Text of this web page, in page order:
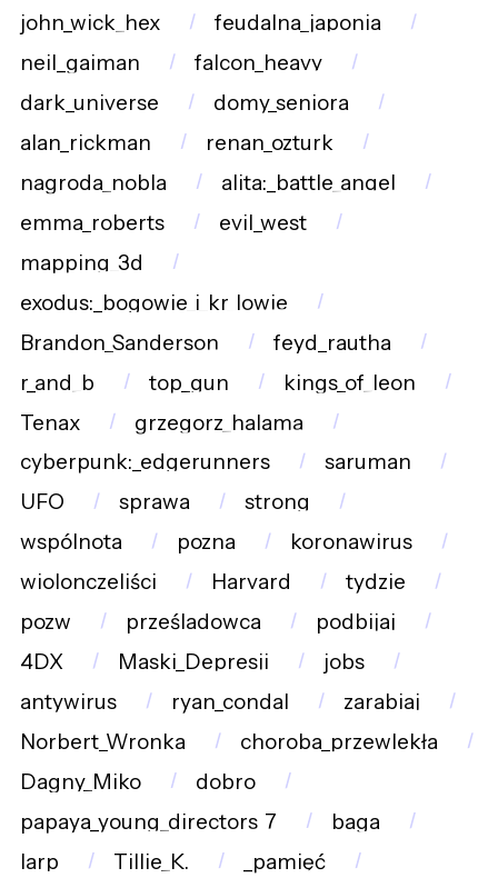
john_wick_hex
feudalna_japonia
neil_gaiman
falcon_heavy
dark_universe
domy_seniora
alan_rickman
renan_ozturk
nagroda_nobla
alita:_battle_angel
emma_roberts
evil_west
mapping_3d
exodus:_bogowie_i_kr_lowie
Brandon_Sanderson
feyd_rautha
r_and_b
top_gun
kings_of_leon
Tenax
grzegorz_halama
cyberpunk:_edgerunners
saruman
UFO
sprawa
strong
wspólnota
pozna
koronawirus
wiolonczeliści
Harvard
tydzie
pozw
prześladowca
podbijaj
4DX
Maski_Depresji
jobs
antywirus
ryan_condal
zarabiaj
Norbert_Wronka
choroba_przewlekła
Dagny_Miko
dobro
papaya_young_directors_7
baga
larp
Tillie_K.
_pamięć